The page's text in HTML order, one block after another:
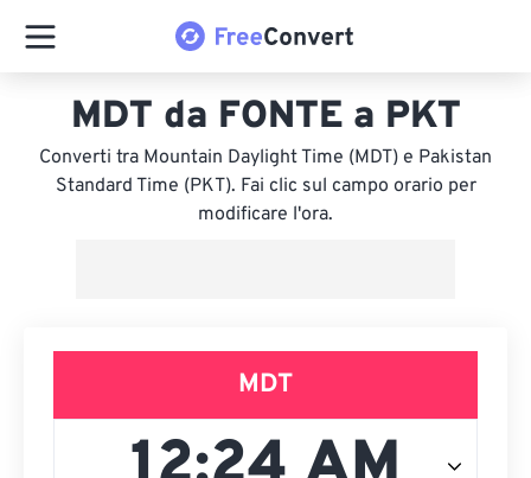
MDT da FONTE a PKT
Converti tra Mountain Daylight Time (MDT) e Pakistan
Standard Time (PKT). Fai clic sul campo orario per
modificare l'ora.
MDT